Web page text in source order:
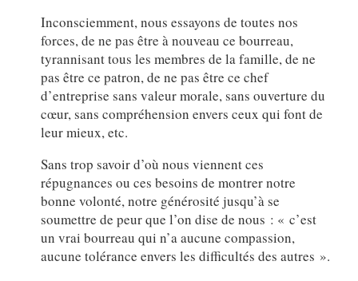
Inconsciemment, nous essayons de toutes nos
forces, de ne pas être à nouveau ce bourreau,
tyrannisant tous les membres de la famille, de ne
pas être ce patron, de ne pas être ce chef
d’entreprise sans valeur morale, sans ouverture du
cœur, sans compréhension envers ceux qui font de
leur mieux, etc.
Sans trop savoir d’où nous viennent ces
répugnances ou ces besoins de montrer notre
bonne volonté, notre générosité jusqu’à se
soumettre de peur que l’on dise de nous : « c’est
un vrai bourreau qui n’a aucune compassion,
aucune tolérance envers les difficultés des autres ».